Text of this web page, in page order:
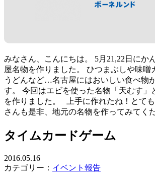
みなさん、こんにちは。 5月21,22日にか
屋名物を作りました。 ひつまぶしや味噌
うどんなど…名古屋にはおいしい食べ物
す。 今回はエビを使った名物「天むす」
を作りました。 上手に作れたね！とて
さんも是非、地元の名物を作ってみてく
タイムカードゲーム
2016.05.16
カテゴリー： イベント報告